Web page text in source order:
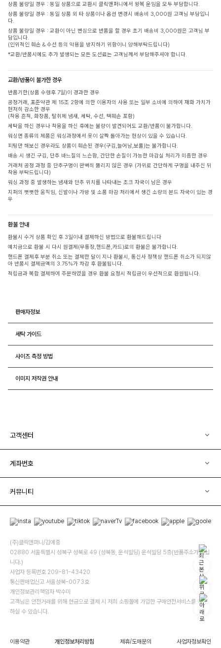
상품 불량일 경우 : 동일 상품으로 교환시 클릭앤퍼니에서 왕복 운임을 모두 부담합니다.
상품 불량일 경우 : 동일 상품 외 타 상품이나 옵션 변경시 배송비 3,000원 고객님 부담입니
다.
상품 불량일 경우 : 교환이 아닌 변심으로 반품을 할 경우 초기 배송비 3,000원은 고객님 부
담입니다.
(인위적인 훼손 & 수선 등의 악용을 방지하기 위함이니 양해부탁드립니다)
*교환/반품시에도 추가 발생되는 모든 도선료는 고객님께서 부담해주셔야 합니다.
교환/반품이 불가한 경우
반품기한(상품 수령후 7일)이 경과한 경우
공정거래, 표준약관 제 15조 2항에 의한 이용자의 사용 또는 일부 소비에 의하여 재화 가치가
현저히 감소한 경우
(착용 흔적, 화장품, 탈취제 냄새, 세탁, 수선, 택훼손 포함)
세탁을 하신 경우나 착용을 하신 후에는 불량이 발견되어도 교환/반품이 불가합니다.
워싱면 종류의 제품은 워싱과정에서 옷이 살짝 돌아가는 현상이 있을 수 있습니다.
피팅만 해보신 경우라도 상품이 훼손된 경우(구김,늘어남,보풀)는 불가합니다.
배송 시 생긴 구김, 단추 바느질의 느슨함, 간단한 손질이 가능한 마감실 처리가 미흡한 경우
거래처 공정 과정 중 단추구멍이 완벽히 뚫리지 않은 경우 (가위로 간단하게 구멍을 내주신 뒤
착용 부탁드립니다)
워싱 과정 중 발생하는 냄새와 단추 위치를 나타내는 초크 자국이 남은 경우
지퍼의 뻣뻣한 움직임, 신발이나 가방 및 소품 마감 처리에서 생긴 소량의 본드 자국이 있는 경
우
환불 안내
환불시 수거 상품 확인 후 3일이내 결제하신 방법으로 환불해드립니다
예치금으로 환불 시 다시 원결제(무통장,핸드폰,카드)로의 환불은 불가합니다.
핸드폰 결제후 부분 취소 또는 결제한 달이 지나 환불시, 통신사 정책상 핸드폰 취소가 되지않
아 반품시 결제금액의 3.75%가 차감 후 환불됩니다.
적립금과 복합 결제하여 주문하였을 경우 환불 요청시 적립금이 우선적으로 환원됩니다.
판매자정보
세탁 가이드
사이즈 측정 방법
이미지 저작권 안내
고객센터
계좌번호
커뮤니티
(주)클릭앤퍼니/김예중
02880 서울특별시 성북구 성북로 49 (성북동, 운석빌딩) 운석빌딩 5층(반품주소가 아닙
니다.)
사업자 등록번호 209-81-43420
통신판매업신고 서울성북-0073호
개인정보관리책임자 박수미
고객님은 안전거래를 위해 현금으로 결제 시 저희 소핑몰에 가입한 구매안전서비스를 이용
하실 수 있습니다.
이용약관 개인정보처리방침 제휴/도매문의 사업자정보확인